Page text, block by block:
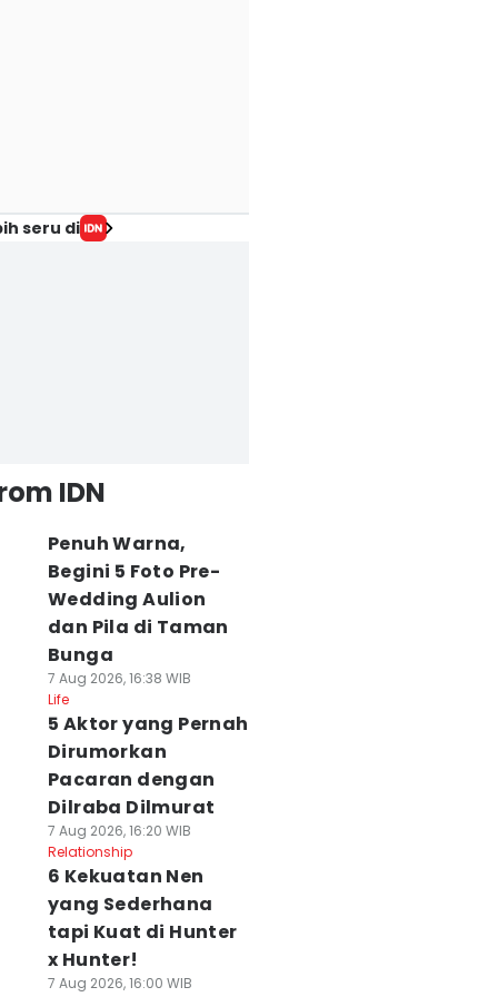
seru di
IDN
Penuh Warna,
Begini 5 Foto Pre-
Wedding Aulion
dan Pila di Taman
Bunga
7 Aug 2026, 16:38 WIB
Life
5 Aktor yang Pernah
Dirumorkan
Pacaran dengan
Dilraba Dilmurat
7 Aug 2026, 16:20 WIB
Relationship
6 Kekuatan Nen
yang Sederhana
tapi Kuat di Hunter
x Hunter!
7 Aug 2026, 16:00 WIB